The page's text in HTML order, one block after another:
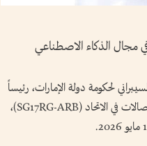
في مجال الذكاء الاصطناعي
لحكومة دولة الإمارات، رئيساً
للمجموعة الإقليمية العربية التابعة للجنة الدراسات الـ 17 بقطاع تقييس الاتصالات في الاتحاد (SG17RG-ARB)،